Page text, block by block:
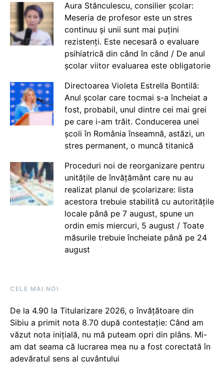
Aura Stănculescu, consilier școlar:
Meseria de profesor este un stres
continuu și unii sunt mai puțini
rezistenți. Este necesară o evaluare
psihiatrică din când în când / De anul
școlar viitor evaluarea este obligatorie
Directoarea Violeta Estrella Bontilă:
Anul școlar care tocmai s-a încheiat a
fost, probabil, unul dintre cei mai grei
pe care i-am trăit. Conducerea unei
școli în România înseamnă, astăzi, un
stres permanent, o muncă titanică
Proceduri noi de reorganizare pentru
unitățile de învățământ care nu au
realizat planul de școlarizare: lista
acestora trebuie stabilită cu autoritățile
locale până pe 7 august, spune un
ordin emis miercuri, 5 august / Toate
măsurile trebuie încheiate până pe 24
august
CELE MAI NOI
De la 4.90 la Titularizare 2026, o învățătoare din
Sibiu a primit nota 8.70 după contestație: Când am
văzut nota inițială, nu mă puteam opri din plâns. Mi-
am dat seama că lucrarea mea nu a fost corectată în
adevăratul sens al cuvântului